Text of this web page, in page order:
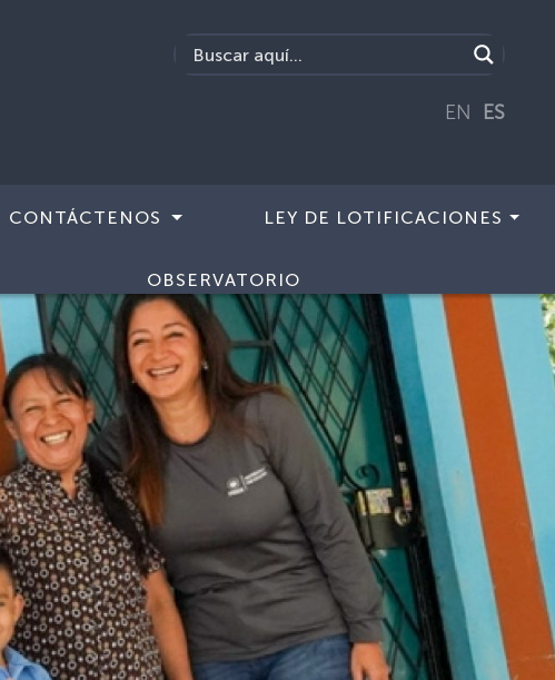
EN ES
CONTÁCTENOS LEY DE LOTIFICACIONES
OBSERVATORIO